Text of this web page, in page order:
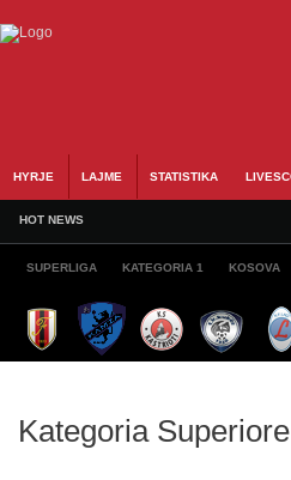
HYRJE LAJME STATISTIKA
HOT NEWS
SUPERLIGA KATEGORIA 1 KOSOVA
Kategoria